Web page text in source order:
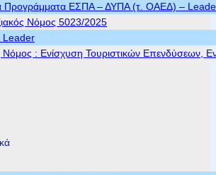
Προγράμματα ΕΣΠΑ – ΔΥΠΑ (τ. ΟΑΕΔ) – Leader
Νόμος 5023/2025
Leader
Νόμος : Ενίσχυση Τουριστικών Επενδύσεων,